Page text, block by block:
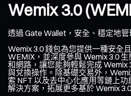
Wemix 3.0
透過 Gate Wallet，安全、穩定地管
Wemix 3.0 錢包為您提供一種安全
WEMIX，並深度參與 Wemix 3.0
和網路，讓您能夠輕鬆完成 Wemix
與兌換操作。除基礎交易外，
索 NFT 以及去中心化應用等鏈上
解決方案，拓展更多基於 Wemix